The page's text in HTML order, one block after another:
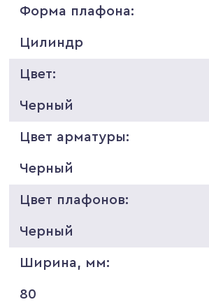
Форма плафона:
Цилиндр
Цвет:
Черный
Цвет арматуры:
Черный
Цвет плафонов:
Черный
Ширина, мм:
80